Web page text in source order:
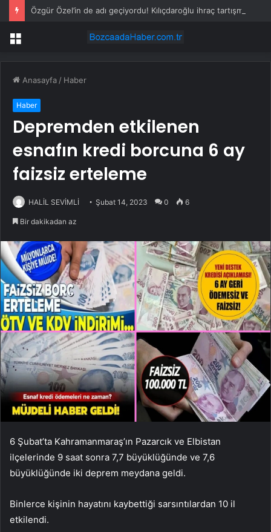
Menü
Anasayfa / Haber
Haber
Depremden etkilenen
esnafın kredi borcuna 6 ay
faizsiz erteleme
HALİL SEVİMLİ Şubat 14, 2023 0 6
Bir dakikadan az
6 Şubat’ta Kahramanmaraş’ın Pazarcık ve Elbistan
ilçelerinde 9 saat sonra 7,7 büyüklüğünde ve 7,6
büyüklüğünde iki deprem meydana geldi.
Binlerce kişinin hayatını kaybettiği sarsıntılardan 10 il
etkilendi.